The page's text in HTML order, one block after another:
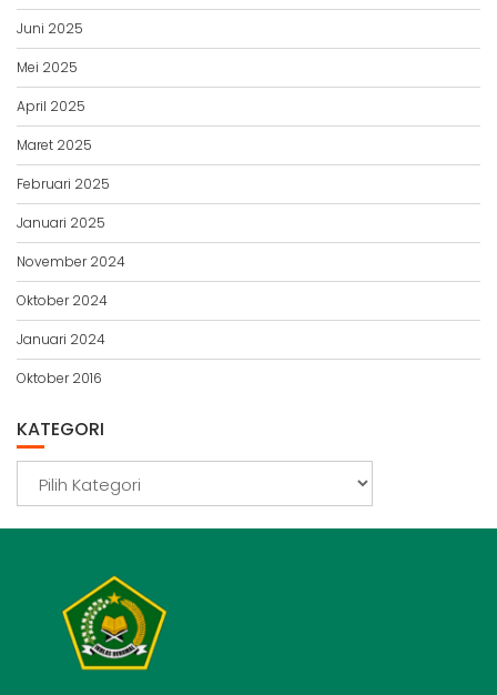
Juni 2025
Mei 2025
April 2025
Maret 2025
Februari 2025
Januari 2025
November 2024
Oktober 2024
Januari 2024
Oktober 2016
KATEGORI